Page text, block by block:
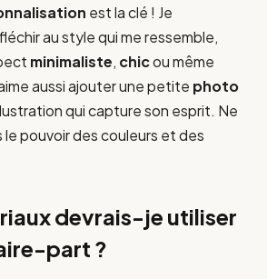
est la clé ! Je
au style qui me ressemble,
minimaliste, chicou même
aussi ajouter une petite photo
qui capture son esprit. Ne
pouvoir des couleurs et des
devrais-je utiliser
part ?